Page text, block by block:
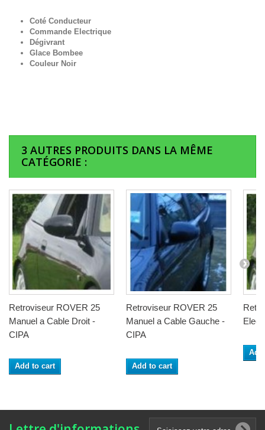
Coté Conducteur
Commande Electrique
Dégivrant
Glace Bombee
Couleur Noir
3 AUTRES PRODUITS DANS LA MÊME
CATÉGORIE :
Retroviseur ROVER 25
Manuel a Cable Droit -
CIPA
Add to cart
Retroviseur ROVER 25
Manuel a Cable Gauche -
CIPA
Add to cart